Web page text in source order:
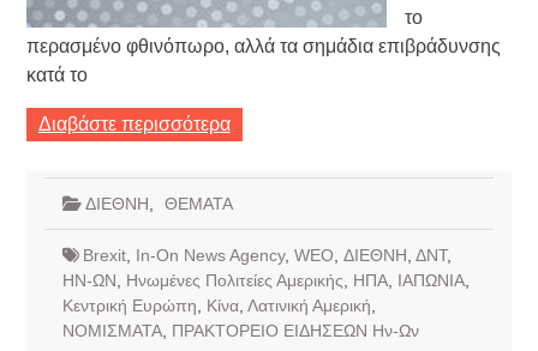
το
περασμένο φθινόπωρο, αλλά τα σημάδια επιβράδυνσης
κατά το
Διαβάστε περισσότερα
ΔΙΕΘΝΗ ΘΕΜΑΤΑ
Brexit, In-On News Agency, WEO ΔΙΕΘΝΗ ΔΝΤ,
ΗΝ-ΩΝ
Ηνωμένες Πολιτείες Αμερικής ΗΠΑ, ΙΑΠΩΝΙΑ,
Κεντρική Ευρώπη
Κίνα, Λατινική Αμερική
ΝΟΜΙΣΜΑΤΑ, ΠΡΑΚΤΟΡΕΙΟ ΕΙΔΗΣΕΩΝ Ην-Ων